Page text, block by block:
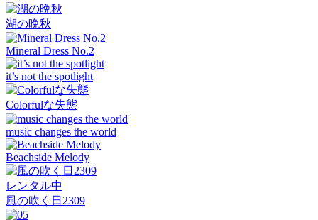
湖の晩秋
Mineral Dress No.2
it’s not the spotlight
Colorfulな失態
music changes the world
Beachside Melody
レンタル中
風の吹く日2309